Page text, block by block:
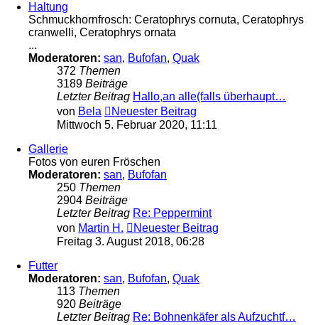
Haltung
Schmuckhornfrosch: Ceratophrys cornuta, Ceratophrys
cranwelli, Ceratophrys ornata
...
Moderatoren: san, Bufofan, Quak
372 Themen
3189 Beiträge
Letzter Beitrag Hallo,an alle(falls überhaupt…
von Bela
Neuester Beitrag
Mittwoch 5. Februar 2020, 11:11
Gallerie
Fotos von euren Fröschen
Moderatoren: san, Bufofan
250 Themen
2904 Beiträge
Letzter Beitrag Re: Peppermint
von Martin H.
Neuester Beitrag
Freitag 3. August 2018, 06:28
Futter
Moderatoren: san, Bufofan, Quak
113 Themen
920 Beiträge
Letzter Beitrag Re: Bohnenkäfer als Aufzuchtf…